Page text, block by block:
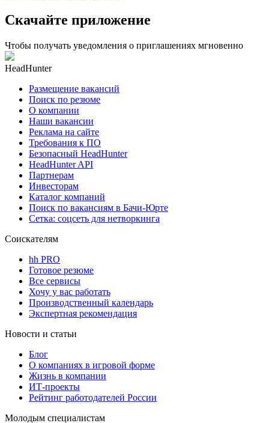
Скачайте приложение
Чтобы получать уведомления о приглашениях мгновенно
HeadHunter
Размещение вакансий
Поиск по резюме
О компании
Наши вакансии
Реклама на сайте
Требования к ПО
Безопасный HeadHunter
HeadHunter API
Партнерам
Инвесторам
Каталог компаний
Поиск по вакансиям в Бачи-Юрте
Сетка: соцсеть для нетворкинга
Соискателям
hh PRO
Готовое резюме
Все сервисы
Хочу у вас работать
Производственный календарь
Экспертная рекомендация
Новости и статьи
Блог
О компаниях в игровой форме
Жизнь в компании
ИТ-проекты
Рейтинг работодателей России
Молодым специалистам